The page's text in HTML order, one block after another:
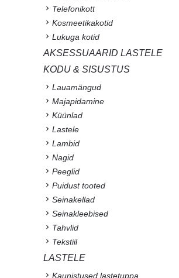
Telefonikott
Kosmeetikakotid
Lukuga kotid
AKSESSUAARID LASTELE
KODU & SISUSTUS
Lauamängud
Majapidamine
Küünlad
Lastele
Lambid
Nagid
Peeglid
Puidust tooted
Seinakellad
Seinakleebised
Tahvlid
Tekstiil
LASTELE
Kaunistused lastetuppa